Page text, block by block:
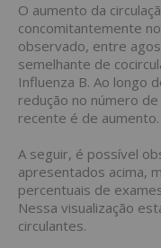
O aumento da
concomitantemente
observado, entre
semelhante de
Influenza B. Ao longo
redução no número
recente é de aumento.
A seguir, é possível
apresentados acima,
percentuais de
Nessa visualização
circulantes.